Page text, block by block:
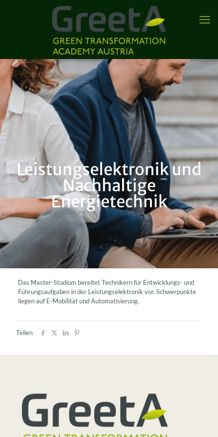
Leistungselektronik und
Nachhaltige
Energietechnik
Das Master-Studium bereitet Technikern für Entwicklungs- und
Führungsaufgaben in der Leistungselektronik vor. Schwerpunkte
liegen auf E-Mobilität und Automatisierung.
Teilen